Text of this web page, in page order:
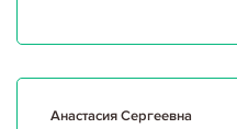
Анастасия Сергеевна